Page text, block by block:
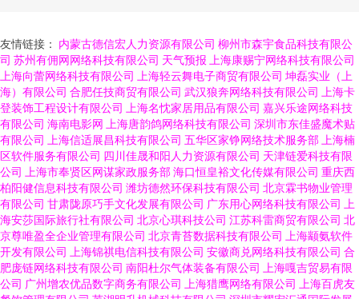
友情链接： 内蒙古德信宏人力资源有限公司 柳州市森宇食品科技有限公
司 苏州有佣网网络科技有限公司 天气预报 上海康赐宁网络科技有限公司
上海向蕾网络科技有限公司
上海轻云舞电子商贸有限公司 坤磊实业（上
海）有限公司 合肥任技商贸有限公司 武汉狼奔网络科技有限公司
上海卡
登装饰工程设计有限公司
上海名忱家居用品有限公司 嘉兴乐途网络科技
有限公司 海南电影网 上海唐韵鸽网络科技有限公司 深圳市东佳盛魔术贴
有限公司
上海信适展昌科技有限公司 五华区家铮网络技术服务部 上海楠
区软件服务有限公司 四川佳晟和阳人力资源有限公司 天津链爱科技有限
公司
上海市奉贤区网谋家政服务部海口恒皇裕文化传媒有限公司 重庆西
柏阳健信息科技有限公司 潍坊德然环保科技有限公司 北京霖书物业管理
有限公司 甘肃陇原巧手文化发展有限公司 广东用心网络科技有限公司
上
海安莎国际旅行社有限公司 北京心琪科技公司 江苏科雷商贸有限公司 北
京尊唯盈全企业管理有限公司 北京青苔数据科技有限公司
上海颛氨软件
开发有限公司
上海锦祺电信科技有限公司 安徽商兑网络科技有限公司 合
肥庞链网络科技有限公司 南阳杜尔气体装备有限公司
上海嘎吉贸易有限
公司 广州增农优品数字商务有限公司 上海猎鹰网络有限公司
上海百虎友